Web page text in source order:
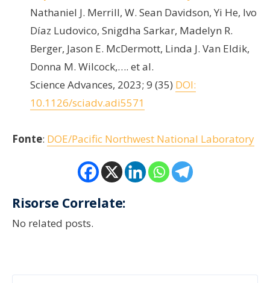
Nathaniel J. Merrill, W. Sean Davidson, Yi He, Ivo
Díaz Ludovico, Snigdha Sarkar, Madelyn R.
Berger, Jason E. McDermott, Linda J. Van Eldik,
Donna M. Wilcock,…. et al.
Science Advances, 2023; 9 (35) DOI:
10.1126/sciadv.adi5571
Fonte: DOE/Pacific Northwest National Laboratory
Risorse Correlate:
No related posts.